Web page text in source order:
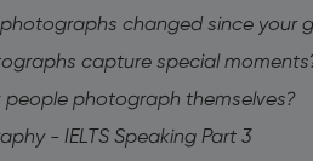
photographs changed since your
capture special
people photograph themselves?
- IELTS Speaking Part 3